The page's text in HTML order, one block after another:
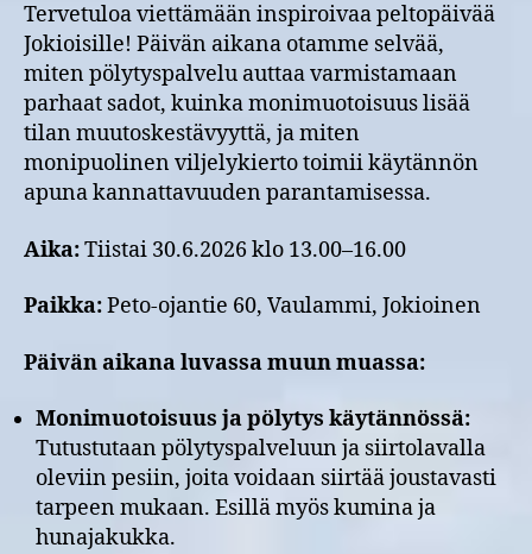
Tervetuloa viettämään inspiroivaa peltopäivää
Jokioisille! Päivän aikana otamme selvää,
miten pölytyspalvelu auttaa varmistamaan
parhaat sadot, kuinka monimuotoisuus lisää
tilan muutoskestävyyttä, ja miten
monipuolinen viljelykierto toimii käytännön
apuna kannattavuuden parantamisessa.
Aika:Tiistai 30.6.2026 klo 13.00–16.00
Paikka:Peto-ojantie 60, Vaulammi, Jokioinen
Päivän aikana luvassa muun muassa:
Monimuotoisuus ja pölytys käytännössä:
Tutustutaan pölytyspalveluun ja siirtolavalla
oleviin pesiin, joita voidaan siirtää joustavasti
tarpeen mukaan. Esillä myös kumina ja
hunajakukka.